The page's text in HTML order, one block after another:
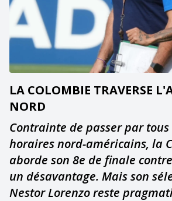
LA COLOMBIE TRAVERSE
NORD
Contrainte de passer par
horaires nord-américains, la
aborde son 8e de finale
un désavantage. Mais son
Nestor Lorenzo reste